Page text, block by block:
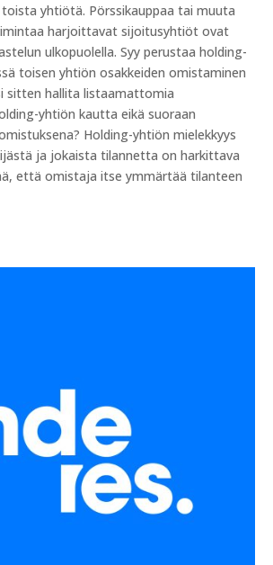
yhtiötä. Pörssikauppaa tai muuta
harjoittavat sijoitusyhtiöt ovat
ulkopuolella. Syy perustaa holding-
toisen yhtiön osakkeiden omistaminen
sitten hallita listaamattomia
yhtiön kautta eikä suoraan
Holding-yhtiön mielekkyys
ja jokaista tilannetta on harkittava
että omistaja itse ymmärtää tilanteen